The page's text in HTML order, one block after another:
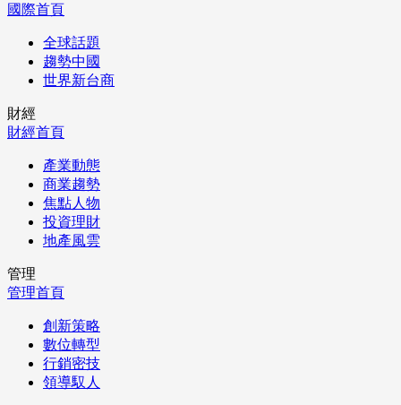
國際首頁
全球話題
趨勢中國
世界新台商
財經
財經首頁
產業動態
商業趨勢
焦點人物
投資理財
地產風雲
管理
管理首頁
創新策略
數位轉型
行銷密技
領導馭人